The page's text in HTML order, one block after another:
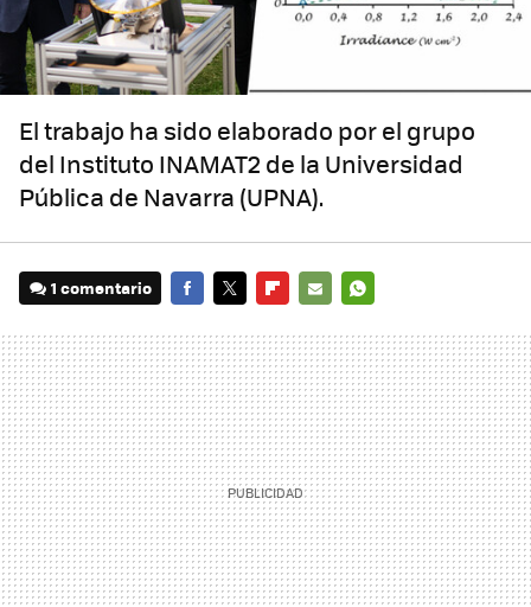
El trabajo ha sido elaborado por el grupo
del Instituto INAMAT2 de la Universidad
Pública de Navarra (UPNA).
1 comentario
MAIL